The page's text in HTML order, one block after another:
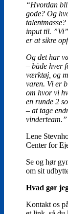
“Hvordan
gode? Og
input til.
er at sikre
Og det har
– både hver
værktøj, og
varen. Vi er
om hvor vi
en runde 2
– at tage
vinderteam.”
Lene
Center for
Se og hør
om sit
Hvad gør
Kontakt os på